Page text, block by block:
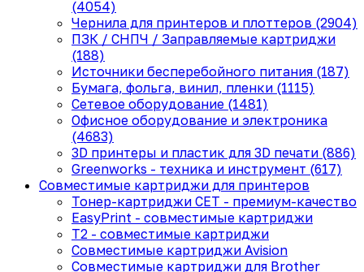
(4054)
Чернила для принтеров и плоттеров (2904)
ПЗК / СНПЧ / Заправляемые картриджи
(188)
Источники бесперебойного питания (187)
Бумага, фольга, винил, пленки (1115)
Сетевое оборудование (1481)
Офисное оборудование и электроника
(4683)
3D принтеры и пластик для 3D печати (886)
Greenworks - техника и инструмент (617)
Совместимые картриджи для принтеров
Тонер-картриджи CET - премиум-качество
EasyPrint - cовместимые картриджи
T2 - совместимые картриджи
Совместимые картриджи Avision
Совместимые картриджи для Brother